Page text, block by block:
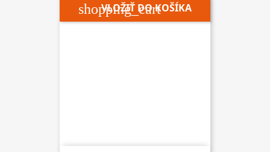
shopping_cart
VLOŽIŤ DO KOŠÍKA